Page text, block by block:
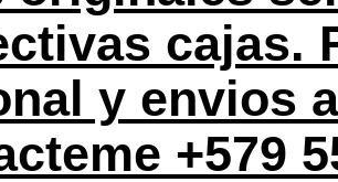
cajas.
y envios
+579